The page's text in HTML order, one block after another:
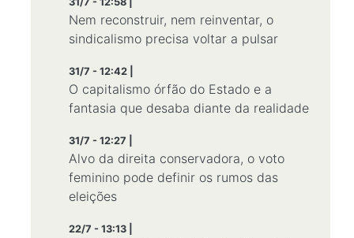
Nem reconstruir, nem reinventar, o
sindicalismo precisa voltar a pulsar
31/7 - 12:42 |
O capitalismo órfão do Estado e a
fantasia que desaba diante da realidade
31/7 - 12:27 |
Alvo da direita conservadora, o voto
feminino pode definir os rumos das
eleições
22/7 - 13:13 |